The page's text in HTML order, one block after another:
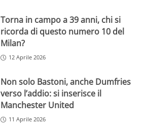
Torna in campo a 39 anni, chi si
ricorda di questo numero 10 del
Milan?
12 Aprile 2026
Non solo Bastoni, anche Dumfries
verso l’addio: si inserisce il
Manchester United
11 Aprile 2026